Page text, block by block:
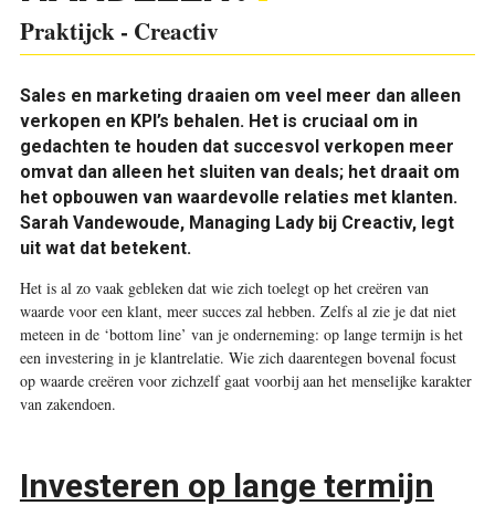
Praktijck - Creactiv
Sales en marketing draaien om veel meer dan alleen
verkopen en KPI’s behalen. Het is cruciaal om in
gedachten te houden dat succesvol verkopen meer
omvat dan alleen het sluiten van deals; het draait om
het opbouwen van waardevolle relaties met klanten.
Sarah Vandewoude, Managing Lady bij Creactiv, legt
uit wat dat betekent.
Het is al zo vaak gebleken dat wie zich toelegt op het creëren van
waarde voor een klant, meer succes zal hebben. Zelfs al zie je dat niet
meteen in de ‘bottom line’ van je onderneming: op lange termijn is het
een investering in je klantrelatie. Wie zich daarentegen bovenal focust
op waarde creëren voor zichzelf gaat voorbij aan het menselijke karakter
van zakendoen.
Investeren op lange termijn